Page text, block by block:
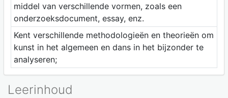
middel van verschillende vormen, zoals een
onderzoeksdocument, essay, enz.
Kent verschillende methodologieën en theorieën om
kunst in het algemeen en dans in het bijzonder te
analyseren;
Leerinhoud